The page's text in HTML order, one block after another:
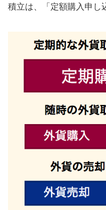
積立は、「定額購入申し